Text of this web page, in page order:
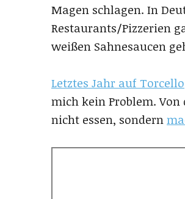
Magen schlagen. In
Restaurants/Pizzerien
weißen Sahnesaucen
Letztes Jahr auf Torcello
mich kein Problem.
nicht essen, sondern